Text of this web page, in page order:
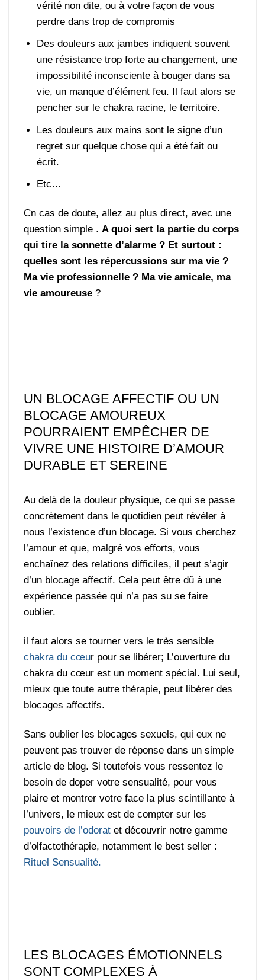
vérité non dite, ou à votre façon de vous
perdre dans trop de compromis
Des douleurs aux jambes indiquent souvent
une résistance trop forte au changement, une
impossibilité inconsciente à bouger dans sa
vie, un manque d’élément feu. Il faut alors se
pencher sur le chakra racine, le territoire.
Les douleurs aux mains sont le signe d’un
regret sur quelque chose qui a été fait ou
écrit.
Etc…
Cn cas de doute, allez au plus direct, avec une
question simple .A quoi sert la partie du corps
qui tire la sonnette d’alarme ? Et surtout :
quelles sont les répercussions sur ma vie ?
Ma vie professionnelle ? Ma vie amicale, ma
vie amoureuse ?
UN BLOCAGE AFFECTIF OU UN
BLOCAGE AMOUREUX
POURRAIENT EMPÊCHER DE
VIVRE UNE HISTOIRE D’AMOUR
DURABLE ET SEREINE
Au delà de la douleur physique, ce qui se passe
concrètement dans le quotidien peut révéler à
nous l’existence d’un blocage. Si vous cherchez
l’amour et que, malgré vos efforts, vous
enchaînez des relations difficiles, il peut s’agir
d’un blocage affectif. Cela peut être dû à une
expérience passée qui n’a pas su se faire
oublier.
il faut alors se tourner vers le très sensible
chakra du cœur pour se libérer; L’ouverture du
chakra du cœur est un moment spécial. Lui seul,
mieux que toute autre thérapie, peut libérer des
blocages affectifs.
Sans oublier les blocages sexuels, qui eux ne
peuvent pas trouver de réponse dans un simple
article de blog. Si toutefois vous ressentez le
besoin de doper votre sensualité, pour vous
plaire et montrer votre face la plus scintillante à
l’univers, le mieux est de compter sur les
pouvoirs de l’odoratet découvrir notre gamme
d’olfactothérapie, notamment le best seller :
Rituel Sensualité.
LES BLOCAGES ÉMOTIONNELS
SONT COMPLEXES À